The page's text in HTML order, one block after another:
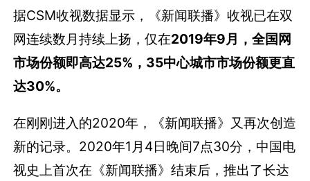
据CSM收视数据显示，《新闻联播》收视已在双
网连续数月持续上扬，仅在2019年9月，全国网
市场份额即高达25%，35中心城市市场份额更直
达30%。
在刚刚进入的2020年，《新闻联播》又再次创造
新的记录。2020年1月4日晚间7点30分，中国电
视史上首次在《新闻联播》结束后，推出了长达